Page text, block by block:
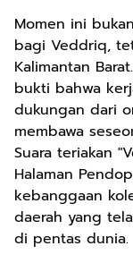
Momen ini
bagi Veddriq,
Kalimantan
bukti bahwa
dukungan dari
membawa
Suara teriakan
Halaman
kebanggaan
daerah yang
di pentas dunia.